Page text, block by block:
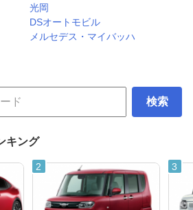
光岡
DSオートモビル
メルセデス・マイバッハ
検索
キング